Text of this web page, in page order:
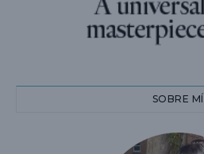
SOBRE MÍ